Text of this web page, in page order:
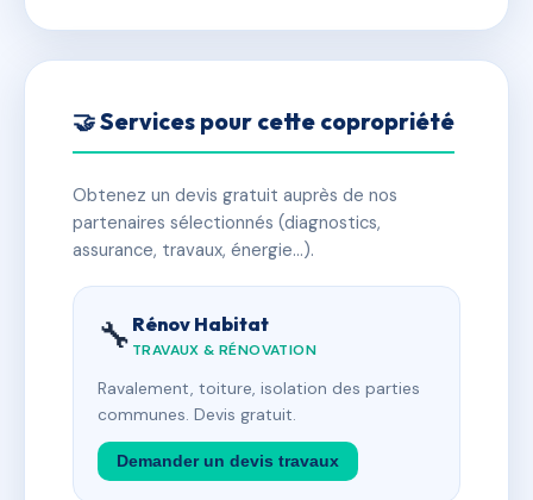
🤝 Services pour cette copropriété
Obtenez un devis gratuit auprès de nos
partenaires sélectionnés (diagnostics,
assurance, travaux, énergie…).
🔧 Rénov Habitat
TRAVAUX & RÉNOVATION
Ravalement, toiture, isolation des parties
communes. Devis gratuit.
Demander un devis travaux